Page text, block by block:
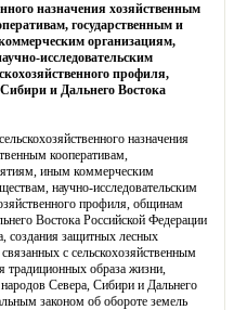
назначения хозяйственным
государственным и
организациям,
исследовательским
профиля,
и Дальнего Востока
назначения
кооперативам,
иным коммерческим
научно-исследовательским
профиля, общинам
Востока Российской Федерации
создания защитных лесных
с сельскохозяйственным
традиционных образа жизни,
Севера, Сибири и Дальнего
законом об обороте земель